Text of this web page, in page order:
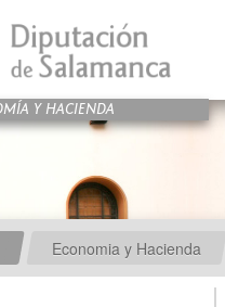
Economia y Hacienda